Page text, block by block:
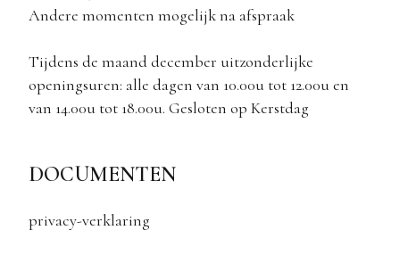
Andere momenten mogelijk na afspraak
Tijdens de maand december uitzonderlijke
openingsuren: alle dagen van 10.00u tot 12.00u en
van 14.00u tot 18.00u. Gesloten op Kerstdag
DOCUMENTEN
privacy-verklaring